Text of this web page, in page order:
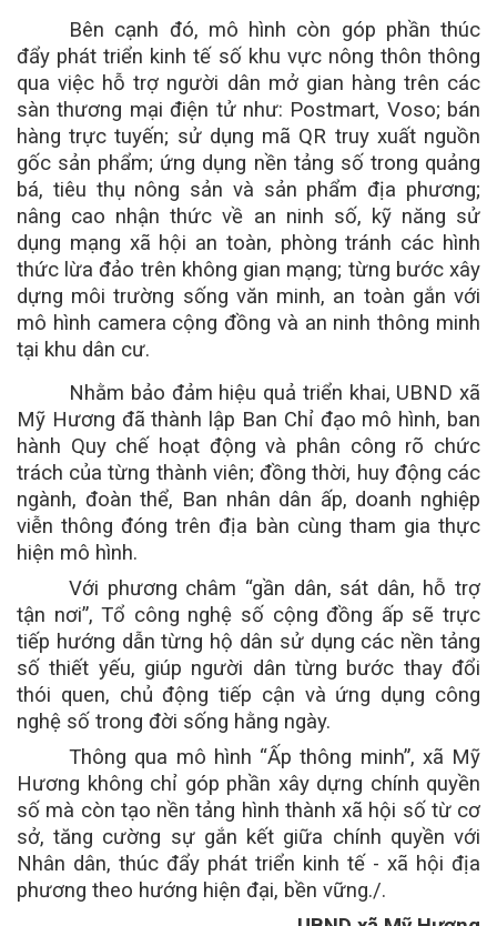
Bên cạnh đó, mô hình còn góp phần thúc
đẩy phát triển kinh tế số khu vực nông thôn thông
qua việc hỗ trợ người dân mở gian hàng trên các
sàn thương mại điện tử như: Postmart, Voso; bán
hàng trực tuyến; sử dụng mã QR truy xuất nguồn
gốc sản phẩm; ứng dụng nền tảng số trong quảng
bá, tiêu thụ nông sản và sản phẩm địa phương;
nâng cao nhận thức về an ninh số, kỹ năng sử
dụng mạng xã hội an toàn, phòng tránh các hình
thức lừa đảo trên không gian mạng; từng bước xây
dựng môi trường sống văn minh, an toàn gắn với
mô hình camera cộng đồng và an ninh thông minh
tại khu dân cư.
Nhằm bảo đảm hiệu quả triển khai, UBND xã
Mỹ Hương đã thành lập Ban Chỉ đạo mô hình, ban
hành Quy chế hoạt động và phân công rõ chức
trách của từng thành viên; đồng thời, huy động các
ngành, đoàn thể, Ban nhân dân ấp, doanh nghiệp
viễn thông đóng trên địa bàn cùng tham gia thực
hiện mô hình.
Với phương châm “gần dân, sát dân, hỗ trợ
tận nơi”, Tổ công nghệ số cộng đồng ấp sẽ trực
tiếp hướng dẫn từng hộ dân sử dụng các nền tảng
số thiết yếu, giúp người dân từng bước thay đổi
thói quen, chủ động tiếp cận và ứng dụng công
nghệ số trong đời sống hằng ngày.
Thông qua mô hình “Ấp thông minh”, xã Mỹ
Hương không chỉ góp phần xây dựng chính quyền
số mà còn tạo nền tảng hình thành xã hội số từ cơ
sở, tăng cường sự gắn kết giữa chính quyền với
Nhân dân, thúc đẩy phát triển kinh tế - xã hội địa
phương theo hướng hiện đại, bền vững./.